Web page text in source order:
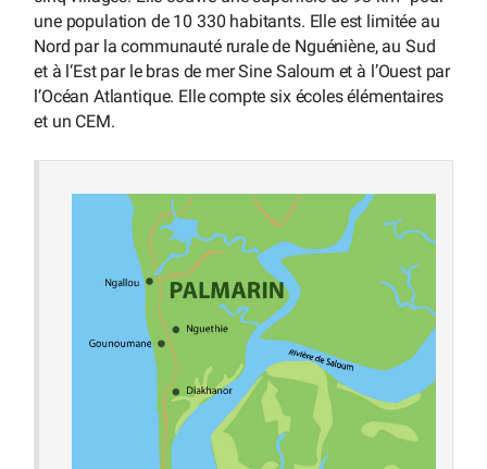
une population de 10 330 habitants. Elle est limitée au
Nord par la communauté rurale de Nguéniène, au Sud
et à l‘Est par le bras de mer Sine Saloum et à l’Ouest par
l’Océan Atlantique. Elle compte six écoles élémentaires
et un CEM.